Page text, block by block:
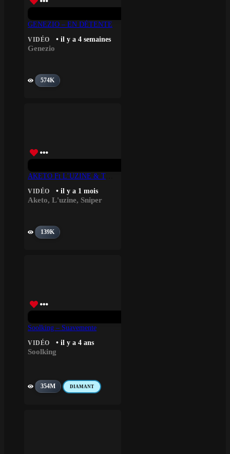
GENEZIO – EN DÉTENTE
VIDÉO • il y a 4 semaines
Genezio
574K
VIDÉO • il y a 1 mois
Aketo, L'uzine, Sniper
139K
Soolking – Suavemente
VIDÉO • il y a 4 ans
Soolking
354M DIAMANT